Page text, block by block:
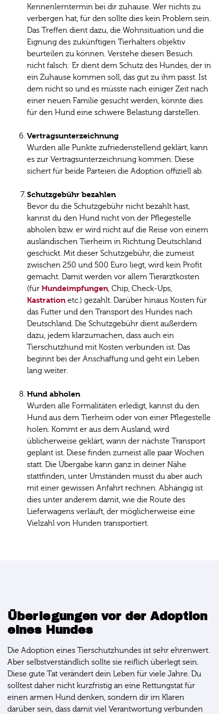
Kennenlerntermin bei dir zuhause. Wer nichts zu
verbergen hat, für den sollte dies kein Problem sein.
Das Treffen dient dazu, die Wohnsituation und die
Eignung des zukünftigen Tierhalters objektiv
beurteilen zu können. Verstehe diesen Besuch
nicht falsch: Er dient dem Schutz des Hundes, der in
ein Zuhause kommen soll, das gut zu ihm passt. Ist
dem nicht so und es müsste nach einiger Zeit nach
einer neuen Familie gesucht werden, könnte dies
für den Hund eine schwere Belastung darstellen.
Vertragsunterzeichnung
Wurden alle Punkte zufriedenstellend geklärt, kann
es zur Vertragsunterzeichnung kommen. Diese
sichert für beide Parteien die Adoption offiziell ab.
Schutzgebühr bezahlen
Bevor du die Schutzgebühr nicht bezahlt hast,
kannst du den Hund nicht von der Pflegestelle
abholen bzw. er wird nicht auf die Reise von einem
ausländischen Tierheim in Richtung Deutschland
geschickt. Mit dieser Schutzgebühr, die zumeist
zwischen 250 und 500 Euro liegt, wird kein Profit
gemacht. Damit werden vor allem Tierarztkosten
(für Hundeimpfungen, Chip, Check-Ups,
Kastration etc.) gezahlt. Darüber hinaus Kosten für
das Futter und den Transport des Hundes nach
Deutschland. Die Schutzgebühr dient außerdem
dazu, jedem klarzumachen, dass auch ein
Tierschutzhund mit Kosten verbunden ist. Das
beginnt bei der Anschaffung und geht ein Leben
lang weiter.
Hund abholen
Wurden alle Formalitäten erledigt, kannst du den
Hund aus dem Tierheim oder von einer Pflegestelle
holen. Kommt er aus dem Ausland, wird
üblicherweise geklärt, wann der nächste Transport
geplant ist. Diese finden zumeist alle paar Wochen
statt. Die Übergabe kann ganz in deiner Nähe
stattfinden, unter Umständen musst du aber auch
mit einer gewissen Anfahrt rechnen. Abhängig ist
dies unter anderem damit, wie die Route des
Lieferwagens verläuft, der möglicherweise eine
Vielzahl von Hunden transportiert.
Überlegungen vor der Adoption
eines Hundes
Die Adoption eines Tierschutzhundes ist sehr ehrenwert.
Aber selbstverständlich sollte sie reiflich überlegt sein.
Diese gute Tat verändert dein Leben für viele Jahre. Du
solltest daher nicht kurzfristig an eine Rettungstat für
einen armen Hund denken, sondern dir im Klaren
darüber sein, dass damit viel Verantwortung verbunden